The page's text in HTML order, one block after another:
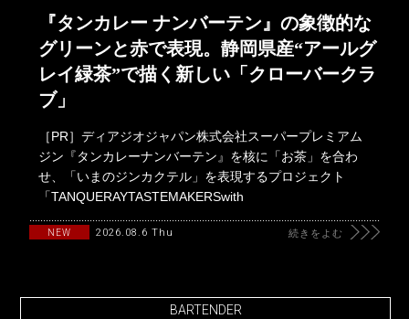
『タンカレー ナンバーテン』の象徴的な
グリーンと赤で表現。静岡県産“アールグ
レイ緑茶”で描く新しい「クローバークラ
ブ」
［PR］ディアジオジャパン株式会社スーパープレミアム
ジン『タンカレーナンバーテン』を核に「お茶」を合わ
せ、「いまのジンカクテル」を表現するプロジェクト
「TANQUERAYTASTEMAKERSwith
NEW 2026.08.6 Thu 続きをよむ
BARTENDER